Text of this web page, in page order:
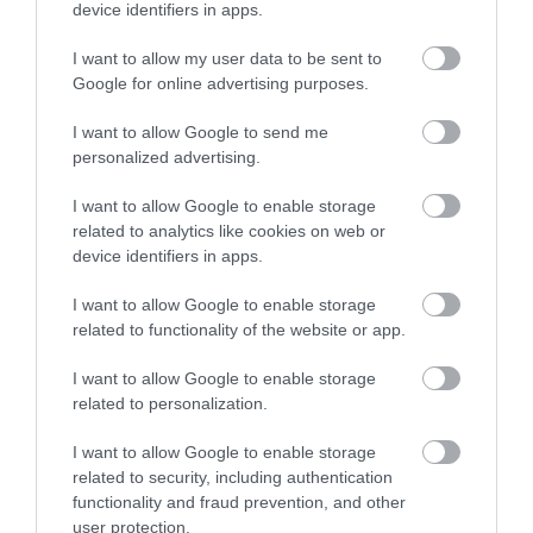
device identifiers in apps.
I want to allow my user data to be sent to
Google for online advertising purposes.
I want to allow Google to send me
personalized advertising.
I want to allow Google to enable storage
related to analytics like cookies on web or
device identifiers in apps.
I want to allow Google to enable storage
related to functionality of the website or app.
I want to allow Google to enable storage
related to personalization.
I want to allow Google to enable storage
related to security, including authentication
functionality and fraud prevention, and other
user protection.
teltházas.
Jelentés
Sebestyén Renáta
Borzalmas tapasztalat.
pitaban, nem is neztuk meg,
hazaerven megmelegitettuk es
tele volt a csirke combjanak a
tollaval, a hus ragos volt es az
egyikben meg csontot is
Senkinek sem ajanljuk!!!
Nagyon finom ételek, italok,